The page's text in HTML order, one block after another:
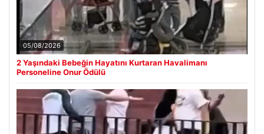
05/08/2026
2 Yaşındaki Bebeğin Hayatını Kurtaran Havalimanı
Personeline Onur Ödülü